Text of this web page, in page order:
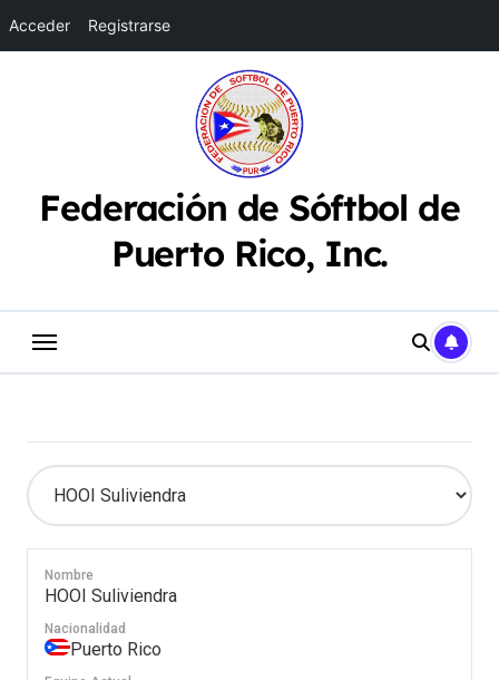
Acceder Registrarse
Federación de Sóftbol de
Puerto Rico, Inc.
Nombre
HOOI Suliviendra
Nacionalidad
Puerto Rico